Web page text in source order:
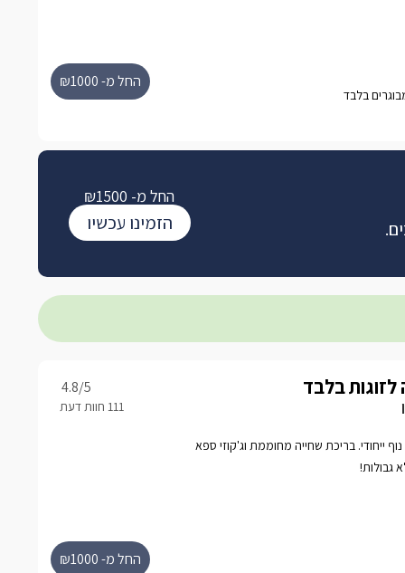
החל מ- ₪1000
החל מ- ₪1500
הזמינו עכשיו
לזוגות בלבד 4.8/5
ייחודי. בריכת שחייה מחוממת וג'קוזי ספא
גבולות!
החל מ- ₪1000